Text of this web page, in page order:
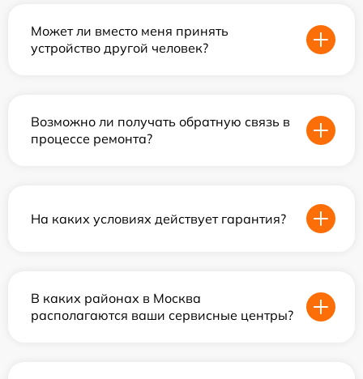
Может ли вместо меня принять
устройство другой человек?
Возможно ли получать обратную связь в
процессе ремонта?
На каких условиях действует гарантия?
В каких районах в Москва
располагаются ваши сервисные центры?